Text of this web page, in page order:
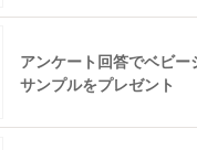
アンケート回答でベビ
サンプルをプレゼント